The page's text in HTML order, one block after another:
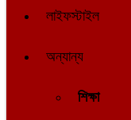
লাইফস্টাইল
অন্যান্য
শিক্ষা